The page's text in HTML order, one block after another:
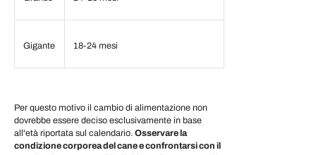
Gigante 18-24 mesi
Per questo motivo il cambio di alimentazione non
dovrebbe essere deciso esclusivamente in base
all'età riportata sul calendario. Osservare la
condizione corporea del cane e confrontarsi con il